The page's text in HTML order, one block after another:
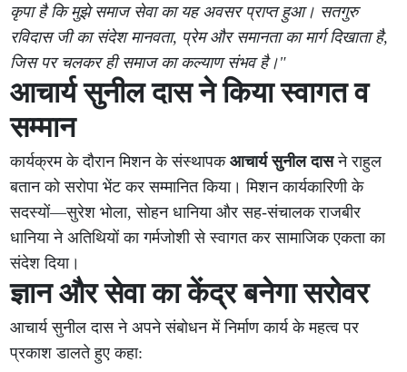
कृपा है कि मुझे समाज सेवा का यह अवसर प्राप्त हुआ। सतगुरु
रविदास जी का संदेश मानवता, प्रेम और समानता का मार्ग दिखाता है,
जिस पर चलकर ही समाज का कल्याण संभव है।"
आचार्य सुनील दास ने किया स्वागत व
सम्मान
कार्यक्रम के दौरान मिशन के संस्थापकआचार्य सुनील दासने राहुल
बतान को सरोपा भेंट कर सम्मानित किया। मिशन कार्यकारिणी के
सदस्यों—सुरेश भोला, सोहन धानिया और सह-संचालक राजबीर
धानिया ने अतिथियों का गर्मजोशी से स्वागत कर सामाजिक एकता का
संदेश दिया।
ज्ञान और सेवा का केंद्र बनेगा सरोवर
आचार्य सुनील दास ने अपने संबोधन में निर्माण कार्य के महत्व पर
प्रकाश डालते हुए कहा: